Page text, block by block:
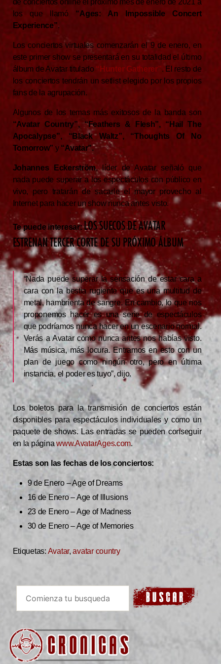
de conciertos online el próximo mes de enero de 2021 a
los que llamó “Ages: An Impossible Concert
Experience”.
Los conciertos virtuales comenzarán el 9 de enero, en
este primer show se presentará en su totalidad el último
álbum de Avatar titulado “Hunter Gatherer”. El resto de
los conciertos tendrán un setlist elegido por los propios
fans de la agrupación.
Algunos de los temas más exitosos de la banda son
“Avatar Country”, “Feathers & Flesh”, “Hail The
Apocalypse”, “Black Waltz”, “Thoughts Of No
Tomorrow” y “Avatar”.
Johannes Eckerström, líder de Avatar señaló que
nada puede superar a los espectáculos con público en
vivo, pero tratarán de sacarle el mayor provecho al
Internet para hacer un show nunca antes visto.
Te puede interesar:LOS SUECOS DE AVATAR
ESTRENAN TERCER CORTE DE SU PRÓXIMO ÁLBUM
“Nada puede superar la sensación de estar cara a
cara con la bestia rugiente que es una multitud de
metal, hambrienta de sangre. En cambio, lo que nos
proponemos hacer es una serie de espectáculos
que podríamos nunca hacer en un escenario normal.
Verás a Avatar como nunca antes nos habías visto.
Más música, más locura. Entramos en esto con un
plan de juego como ningún otro, pero en última
instancia, el poder es tuyo”, dijo.
Los boletos para la transmisión de conciertos están
disponibles para espectáculos individuales y como un
paquete de shows. Las entradas se pueden conseguir
en la páginawww.AvatarAges.com.
Estas son las fechas de los conciertos:
9 de Enero – Age of Dreams
16 de Enero – Age of Illusions
23 de Enero – Age of Madness
30 de Enero – Age of Memories
Etiquetas: Avatar,avatar country